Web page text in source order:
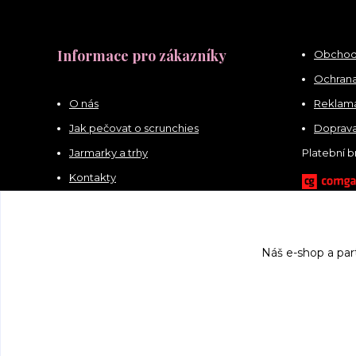
Informace pro zákazníky
O nás
Jak pečovat o scrunchies
Jarmarky a trhy
Kontakty
Platební
Náš e-shop a